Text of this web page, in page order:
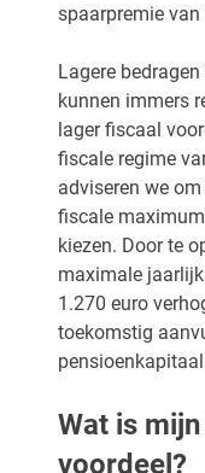
spaarpremie van
Lagere
kunnen immers
lager fiscaal
fiscale regime
adviseren we
fiscale
kiezen. Door te
maximale
1.270 euro
toekomstig
Wat is mijn
voordeel?